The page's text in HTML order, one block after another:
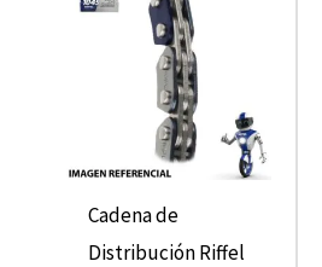
Cadena de
Distribución Riffel